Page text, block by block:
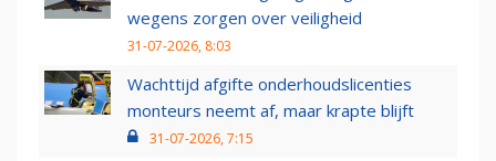
wegens zorgen over veiligheid
31-07-2026, 8:03
Wachttijd afgifte onderhoudslicenties
monteurs neemt af, maar krapte blijft
31-07-2026, 7:15